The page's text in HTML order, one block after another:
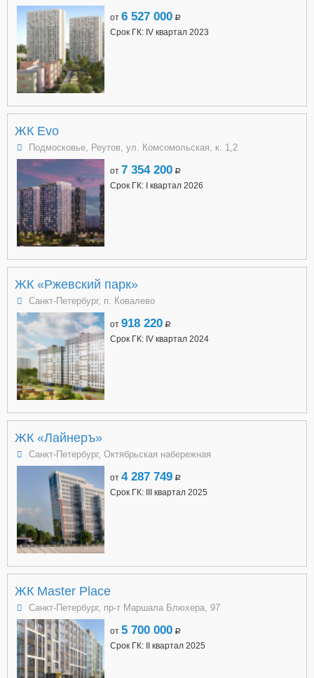
от 6 527 000 a
Срок ГК: IV квартал 2023
ЖК Evo
Подмосковье, Реутов, ул. Комсомольская, к. 1,2
от 7 354 200 a
Срок ГК: I квартал 2026
ЖК «Ржевский парк»
Санкт-Петербург, п. Ковалево
от 918 220 a
Срок ГК: IV квартал 2024
ЖК «Лайнеръ»
Санкт-Петербург, Октябрьская набережная
от 4 287 749 a
Срок ГК: III квартал 2025
ЖК Master Place
Санкт-Петербург, пр-т Маршала Блюхера, 97
от 5 700 000 a
Срок ГК: II квартал 2025